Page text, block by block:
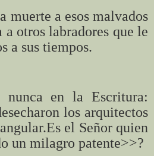
muerte a esos malvados
otros labradores que le
a sus tiempos.
nunca en la Escritura:
los arquitectos
el Señor quien
un milagro patente>>?